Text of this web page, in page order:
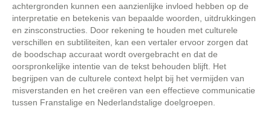
achtergronden kunnen een aanzienlijke invloed hebben op de
interpretatie en betekenis van bepaalde woorden, uitdrukkingen
en zinsconstructies. Door rekening te houden met culturele
verschillen en subtiliteiten, kan een vertaler ervoor zorgen dat
de boodschap accuraat wordt overgebracht en dat de
oorspronkelijke intentie van de tekst behouden blijft. Het
begrijpen van de culturele context helpt bij het vermijden van
misverstanden en het creëren van een effectieve communicatie
tussen Franstalige en Nederlandstalige doelgroepen.